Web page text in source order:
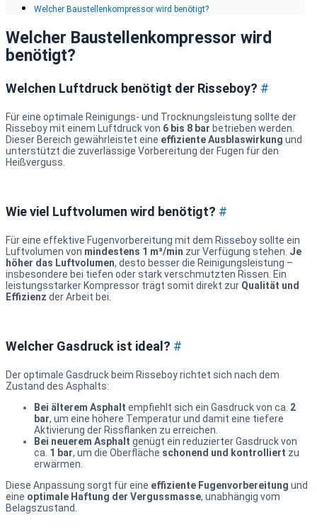
Welcher Baustellenkompressor wird benötigt?
Welcher Baustellenkompressor wird
benötigt?
Welchen Luftdruck benötigt der Risseboy? #
Für eine optimale Reinigungs- und Trocknungsleistung sollte der
Risseboy mit einem Luftdruck von 6 bis 8 bar betrieben werden.
Dieser Bereich gewährleistet eine effiziente Ausblaswirkung und
unterstützt die zuverlässige Vorbereitung der Fugen für den
Heißverguss.
Wie viel Luftvolumen wird benötigt? #
Für eine effektive Fugenvorbereitung mit dem Risseboy sollte ein
Luftvolumen von mindestens 1 m³/min zur Verfügung stehen. Je
höher das Luftvolumen, desto besser die Reinigungsleistung –
insbesondere bei tiefen oder stark verschmutzten Rissen. Ein
leistungsstarker Kompressor trägt somit direkt zur Qualität und
Effizienz der Arbeit bei.
Welcher Gasdruck ist ideal? #
Der optimale Gasdruck beim Risseboy richtet sich nach dem
Zustand des Asphalts:
Bei älterem Asphalt empfiehlt sich ein Gasdruck von ca. 2
bar, um eine höhere Temperatur und damit eine tiefere
Aktivierung der Rissflanken zu erreichen.
Bei neuerem Asphalt genügt ein reduzierter Gasdruck von
ca. 1 bar, um die Oberfläche schonend und kontrolliert zu
erwärmen.
Diese Anpassung sorgt für eine effiziente Fugenvorbereitung und
eine optimale Haftung der Vergussmasse, unabhängig vom
Belagszustand.